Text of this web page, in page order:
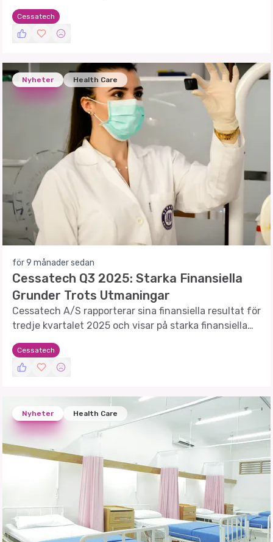
Pharma och STAQ Pharma.
Cessatech
Nyheter Health Care
för 9 månader sedan
Cessatech Q3 2025: Starka Finansiella
Grunder Trots Utmaningar
Cessatech A/S rapporterar sina finansiella resultat för
tredje kvartalet 2025 och visar på starka finansiella
grunder trots negativa resultat.
Cessatech
Nyheter Health Care